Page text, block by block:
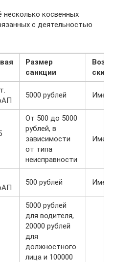
косвенных
с деятельностью
Размер
санкции
5000 рублей
От 500 до 5000
рублей, в
зависимости
от типа
неисправности
500 рублей
5000 рублей
для водителя,
20000 рублей
для
должностного
лица и 100000